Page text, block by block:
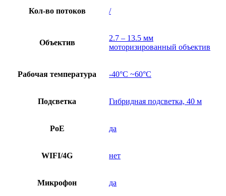
Кол-во потоков /
Объектив
2.7 – 13.5 мм
моторизированный объектив
Рабочая температура -40°C ~60°C
Подсветка Гибридная подсветка, 40 м
PoE да
WIFI/4G нет
Микрофон да